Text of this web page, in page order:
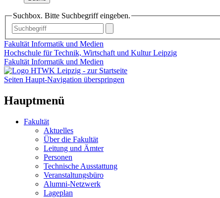
Suchbox. Bitte Suchbegriff eingeben.
Fakultät Informatik und Medien
Hochschule für Technik, Wirtschaft und Kultur Leipzig
Fakultät Informatik und Medien
Seiten Haupt-Navigation überspringen
Hauptmenü
Fakultät
Aktuelles
Über die Fakultät
Leitung und Ämter
Personen
Technische Ausstattung
Veranstaltungsbüro
Alumni-Netzwerk
Lageplan